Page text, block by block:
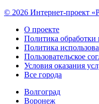
© 2026 Интернет-проект
О проекте
Политика
Политика
Пользовательское
Условия оказания
Все города
Волгоград
Воронеж